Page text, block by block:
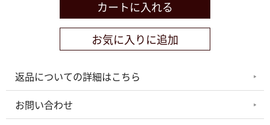
返品についての詳細はこちら
お問い合わせ